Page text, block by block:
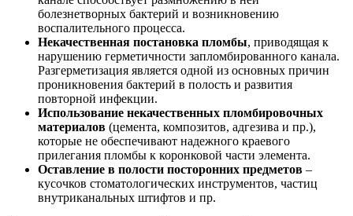
болезнетворных бактерий и возникновению
воспалительного процесса.
Некачественная постановка пломбы, приводящая к
нарушению герметичности запломбированного канала.
Разгерметизация является одной из основных причин
проникновения бактерий в полость и развития
повторной инфекции.
Использование некачественных пломбировочных
материалов (цемента, композитов, адгезива и пр.),
которые не обеспечивают надежного краевого
прилегания пломбы к коронковой части элемента.
Оставление в полости посторонних предметов –
кусочков стоматологических инструментов, частиц
внутриканальных штифтов и пр.